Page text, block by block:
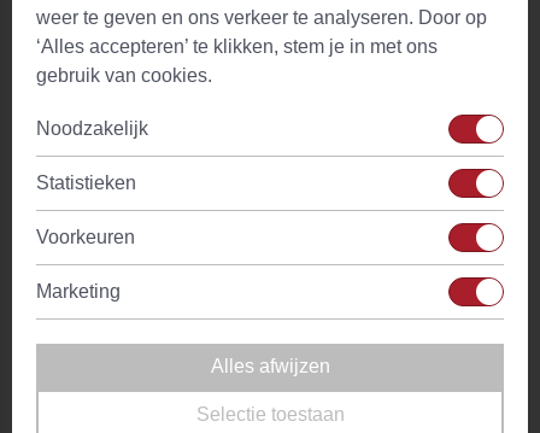
Assam Koomsong TGFOP I
weer te geven en ons verkeer te analyseren. Door op
‘Alles accepteren’ te klikken, stem je in met ons
gebruik van cookies.
Noodzakelijk
Statistieken
Voorkeuren
Marketing
Alles afwijzen
Selectie toestaan